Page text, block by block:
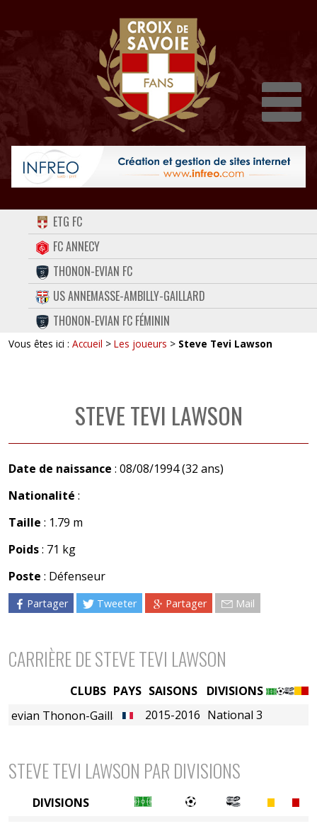
ACCUEIL
FORUM
CONTACT
FACEBOOK
TWITTER
ETG FC
FC ANNECY
THONON-EVIAN FC
US ANNEMASSE-AMBILLY-GAILLARD
THONON-EVIAN FC FÉMININ
Vous êtes ici : Accueil > Les joueurs > Steve Tevi Lawson
STEVE TEVI LAWSON
Date de naissance : 08/08/1994 (32 ans)
Nationalité :
Taille : 1.79 m
Poids: 71 kg
Poste : Défenseur
Partager Tweeter Partager Mail
CARRIÈRE DE STEVE TEVI LAWSON
PAYS SAISONS
DIVISIONS
2015-2016 National 3
CLUBS
evian Thonon-Gaillard FC (B)
STEVE TEVI LAWSON PAR DIVISIONS
DIVISIONS